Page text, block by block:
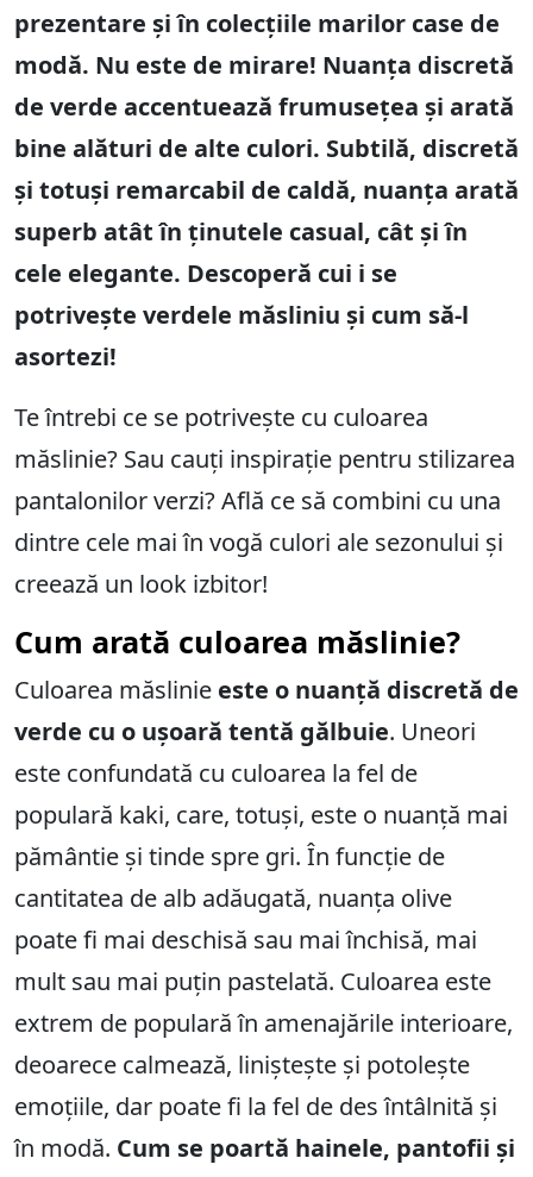
prezentare și în colecțiile marilor case de
modă. Nu este de mirare! Nuanța discretă
de verde accentuează frumusețea și arată
bine alături de alte culori. Subtilă, discretă
și totuși remarcabil de caldă, nuanța arată
superb atât în ținutele casual, cât și în
cele elegante. Descoperă cui i se
potrivește verdele măsliniu și cum să-l
asortezi!
Te întrebi ce se potrivește cu culoarea
măslinie? Sau cauți inspirație pentru stilizarea
pantalonilor verzi? Află ce să combini cu una
dintre cele mai în vogă culori ale sezonului și
creează un look izbitor!
Cum arată culoarea măslinie?
Culoarea măslinie este o nuanță discretă de
verde cu o ușoară tentă gălbuie. Uneori
este confundată cu culoarea la fel de
populară kaki, care, totuși, este o nuanță mai
pământie și tinde spre gri. În funcție de
cantitatea de alb adăugată, nuanța olive
poate fi mai deschisă sau mai închisă, mai
mult sau mai puțin pastelată. Culoarea este
extrem de populară în amenajările interioare,
deoarece calmează, liniștește și potolește
emoțiile, dar poate fi la fel de des întâlnită și
în modă. Cum se poartă hainele, pantofii și